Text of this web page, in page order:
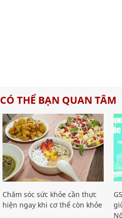
CÓ THỂ BẠN QUAN TÂM
Chăm sóc sức khỏe cần thực
hiện ngay khi cơ thể còn khỏe